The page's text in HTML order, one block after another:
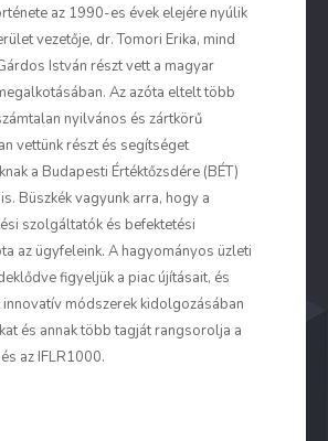
az 1990-es évek elejére nyúlik
vezetője, dr. Tomori Erika, mind
István részt vett a magyar
Az azóta eltelt több
nyilvános és zártkörű
vettünk részt és segítséget
a Budapesti Értéktőzsdére (BÉT)
Büszkék vagyunk arra, hogy a
szolgáltatók és befektetési
az ügyfeleink. A hagyományos üzleti
figyeljük a piac újításait, és
módszerek kidolgozásában
és annak több tagját rangsorolja a
az IFLR1000.